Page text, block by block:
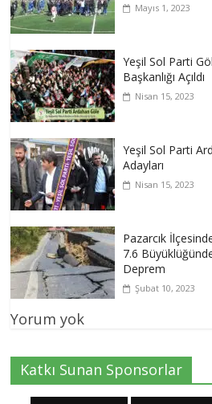
Mayıs 1, 2023
Yeşil Sol Parti
Başkanlığı Açıldı
Nisan 15, 2023
Yeşil Sol Parti
Adayları
Nisan 15, 2023
Pazarcık
7.6
Deprem
Şubat 10, 2023
Yorum yok
Katkı Sunan Sponsorlar